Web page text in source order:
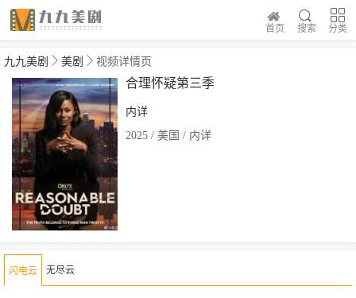
分类
搜索
首页
九九美剧 美剧 视频详情页
合理怀疑第三季
内详
2025 / 美国 / 内详
闪电云 无尽云